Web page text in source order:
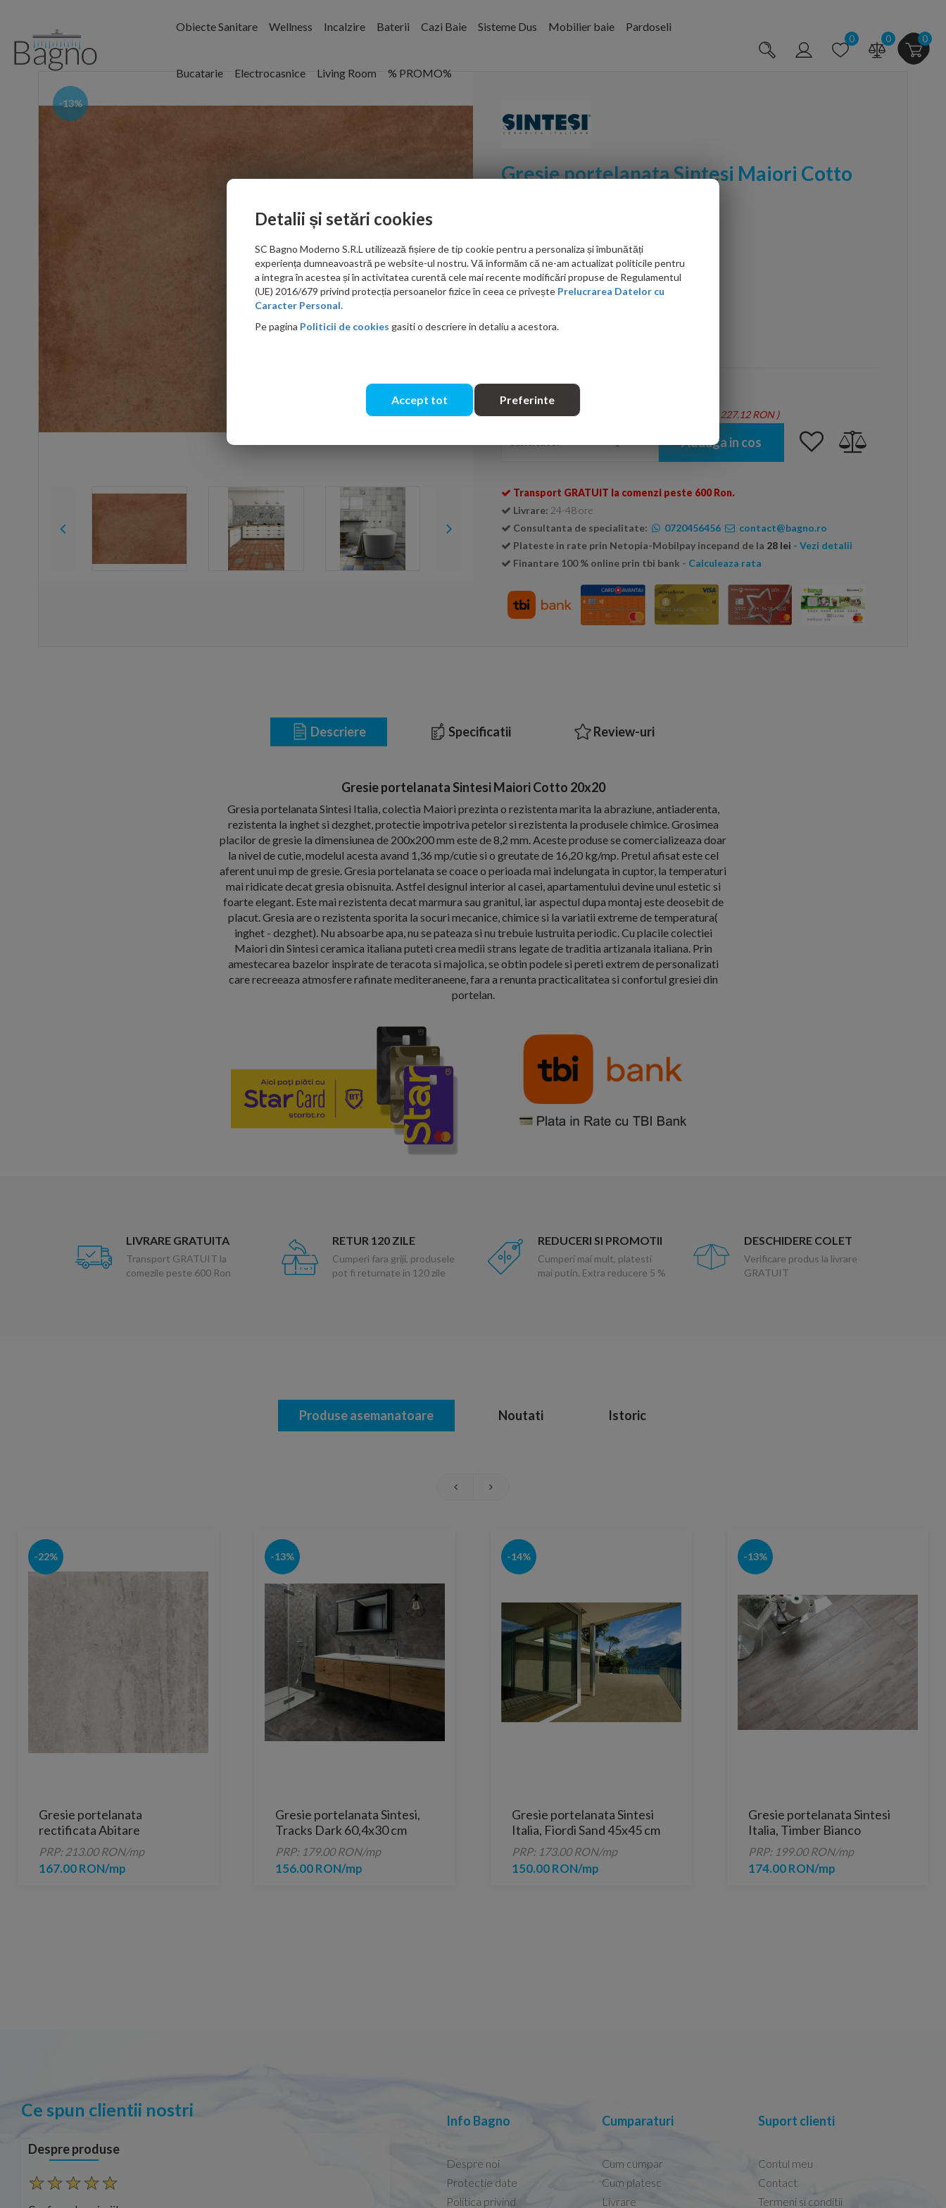
Obiecte Sanitare Wellness Incalzire Baterii Cazi Baie Sisteme Dus Mobilier baie Pardoseli
Bucatarie Electrocasnice Living Room % PROMO%
0 0 0
-13%
Gresie portelanata Sintesi Maiori Cotto
PRP: 191.00 RON/mp
167.00
Se livreaza doar la cutie ( 1 cutie = 1.36 mp - Total: 227.12 RON )
Adauga in cos
Transport GRATUIT la comenzi peste 600 Ron.
Livrare: 24-48 ore
Consultanta de specialitate:
0720456456
contact@bagno.ro
Plateste in rate prin Netopia-Mobilpay incepand de la 28 lei - Vezi detalii
Finantare 100 % online prin tbi bank - Calculeaza rata
Descriere Specificatii Review-uri
Gresie portelanata Sintesi Maiori Cotto 20x20
Gresia portelanata Sintesi Italia, colectia Maiori prezinta o rezistenta marita la abraziune, antiaderenta,
rezistenta la inghet si dezghet, protectie impotriva petelor si rezistenta la produsele chimice. Grosimea
placilor de gresie la dimensiunea de 200x200 mm este de 8,2 mm. Aceste produse se comercializeaza doar
la nivel de cutie, modelul acesta avand 1,36 mp/cutie si o greutate de 16,20 kg/mp. Pretul afisat este cel
aferent unui mp de gresie. Gresia portelanata se coace o perioada mai indelungata in cuptor, la temperaturi
mai ridicate decat gresia obisnuita. Astfel designul interior al casei, apartamentului devine unul estetic si
foarte elegant. Este mai rezistenta decat marmura sau granitul, iar aspectul dupa montaj este deosebit de
placut. Gresia are o rezistenta sporita la socuri mecanice, chimice si la variatii extreme de temperatura(
inghet - dezghet). Nu absoarbe apa, nu se pateaza si nu trebuie lustruita periodic. Cu placile colectiei
Maiori din Sintesi ceramica italiana puteti crea medii strans legate de traditia artizanala italiana. Prin
amestecarea bazelor inspirate de teracota si majolica, se obtin podele si pereti extrem de personalizati
care recreeaza atmosfere rafinate mediteraneene, fara a renunta practicalitatea si confortul gresiei din
portelan.
LIVRARE GRATUITA
Transport GRATUIT la
comezile peste 600 Ron
RETUR 120 ZILE
Cumperi fara griji, produsele
pot fi returnate in 120 zile
REDUCERI SI PROMOTII
Cumperi mai mult, platesti
mai putin. Extra reducere 5 %
DESCHIDERE COLET
Verificare produs la livrare
GRATUIT
Produse asemanatoare Noutati Istoric
-22%
Gresie portelanata
rectificata Abitare
Glamstone Silver 60x30 cm
PRP: 213.00 RON/mp
167.00 RON/mp
-13%
Gresie portelanata Sintesi,
Tracks Dark 60,4x30 cm
PRP: 179.00 RON/mp
156.00 RON/mp
-14%
Gresie portelanata Sintesi
Italia, Fiordi Sand 45x45 cm
PRP: 173.00 RON/mp
150.00 RON/mp
-13%
Gresie portelanata Sintesi
Italia, Timber Bianco
80,2x20,2 cm
PRP: 199.00 RON/mp
174.00 RON/mp
Ce spun clientii nostri
Despre produse
Info Bagno
Despre noi
Protectie date
Politica privind
Cumparaturi
Cum cumpar
Cum platesc
Livrare
Suport clienti
Contul meu
Contact
Termeni si conditii
Detalii și setări cookies
SC Bagno Moderno S.R.L utilizează fișiere de tip cookie pentru a personaliza și îmbunătăți
experiența dumneavoastră pe website-ul nostru. Vă informăm că ne-am actualizat politicile pentru
a integra în acestea și în activitatea curentă cele mai recente modificări propuse de Regulamentul
(UE) 2016/679 privind protecția persoanelor fizice în ceea ce privește Prelucrarea Datelor cu
Caracter Personal.
Pe pagina Politicii de cookies gasiti o descriere in detaliu a acestora.
Accept tot Preferinte